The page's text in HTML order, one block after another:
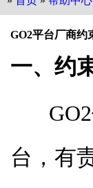
GO2平台厂商约
一、约
GO2
台，有